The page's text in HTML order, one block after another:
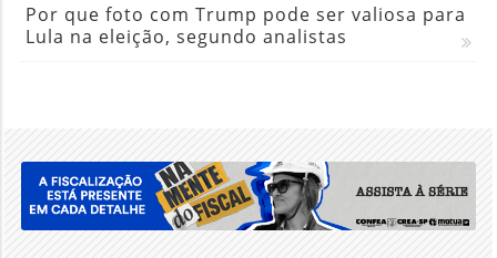
Por que foto com Trump pode ser valiosa para
Lula na eleição, segundo analistas